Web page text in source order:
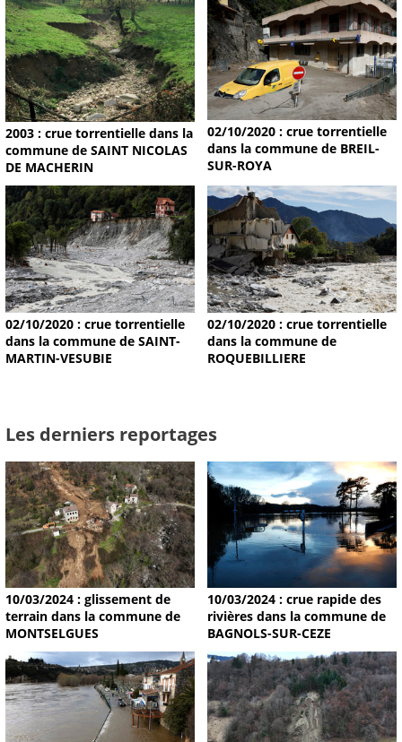
2003 : crue torrentielle dans la
commune de SAINT NICOLAS
DE MACHERIN
02/10/2020 : crue torrentielle
dans la commune de BREIL-
SUR-ROYA
02/10/2020 : crue torrentielle
dans la commune de SAINT-
MARTIN-VESUBIE
02/10/2020 : crue torrentielle
dans la commune de
ROQUEBILLIERE
Les derniers reportages
10/03/2024 : glissement de
terrain dans la commune de
MONTSELGUES
10/03/2024 : crue rapide des
rivières dans la commune de
BAGNOLS-SUR-CEZE